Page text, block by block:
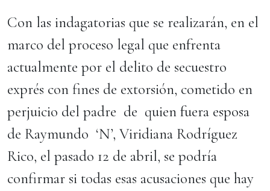
Con las indagatorias que se realizarán, en el
marco del proceso legal que enfrenta
actualmente por el delito de secuestro
exprés con fines de extorsión, cometido en
perjuicio del padre de quien fuera esposa
de Raymundo ‘N’, Viridiana Rodríguez
Rico, el pasado 12 de abril, se podría
confirmar si todas esas acusaciones que hay